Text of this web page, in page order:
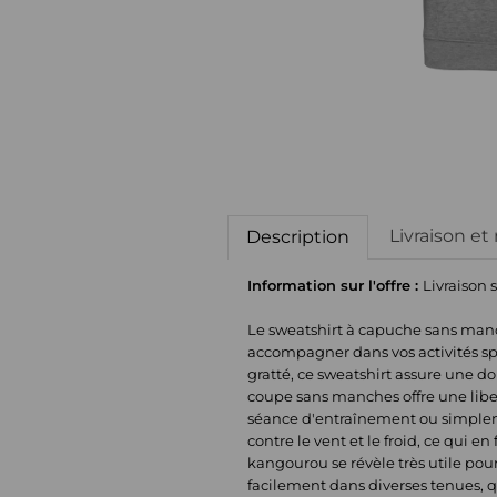
Description Livraison et
Information sur l'offre : Livraison
Le sweatshirt à capuche sans
accompagner dans vos activités
gratté, ce sweatshirt assure une
coupe sans manches offre une
séance d'entraînement ou
contre le vent et le froid, ce qui
kangourou se révèle très utile
facilement dans diverses tenues,